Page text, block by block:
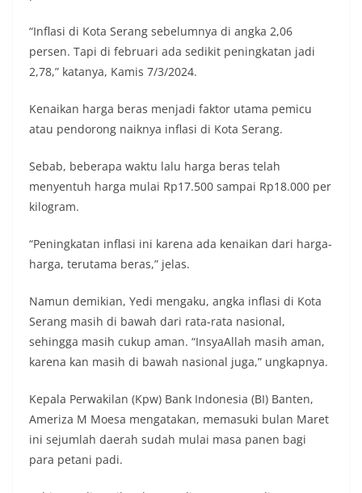
“Inflasi di Kota Serang sebelumnya di angka 2,06
persen. Tapi di februari ada sedikit peningkatan jadi
2,78,” katanya, Kamis 7/3/2024.
Kenaikan harga beras menjadi faktor utama pemicu
atau pendorong naiknya inflasi di Kota Serang.
Sebab, beberapa waktu lalu harga beras telah
menyentuh harga mulai Rp17.500 sampai Rp18.000 per
kilogram.
“Peningkatan inflasi ini karena ada kenaikan dari harga-
harga, terutama beras,” jelas.
Namun demikian, Yedi mengaku, angka inflasi di Kota
Serang masih di bawah dari rata-rata nasional,
sehingga masih cukup aman. “InsyaAllah masih aman,
karena kan masih di bawah nasional juga,” ungkapnya.
Kepala Perwakilan (Kpw) Bank Indonesia (BI) Banten,
Ameriza M Moesa mengatakan, memasuki bulan Maret
ini sejumlah daerah sudah mulai masa panen bagi
para petani padi.